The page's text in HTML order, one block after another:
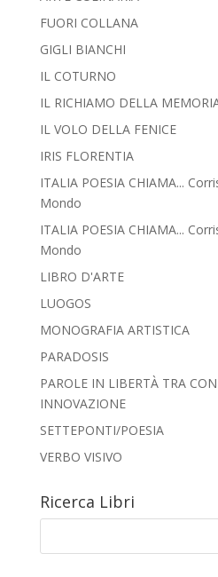
FUORI COLLANA
GIGLI BIANCHI
IL COTURNO
IL RICHIAMO DELLA
IL VOLO DELLA FENICE
IRIS FLORENTIA
ITALIA POESIA CHIAMA...
Mondo
ITALIA POESIA CHIAMA...
Mondo
LIBRO D'ARTE
LUOGOS
MONOGRAFIA ARTISTICA
PARADOSIS
PAROLE IN LIBERTÀ TRA
INNOVAZIONE
SETTEPONTI/POESIA
VERBO VISIVO
Ricerca Libri